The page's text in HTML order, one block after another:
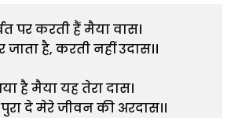
पर करती हैं मैया वास।
है, करती नहीं उदास।।
है मैया यह तेरा दास।
दे मेरे जीवन की अरदास।।